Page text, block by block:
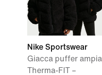
Nike Sportswear
Giacca puffer ampia
Therma-FIT –